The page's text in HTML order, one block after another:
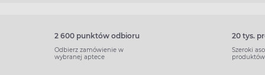
2 600 punktów odbioru
Odbierz zamówienie w
wybranej aptece
20 tys.
Szeroki
produktów